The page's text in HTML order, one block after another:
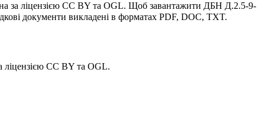
за ліцензією CC BY та OGL. Щоб завантажити ДБН Д.2.5-9-
документи викладені в форматах PDF, DOC, TXT.
CC BY та OGL.